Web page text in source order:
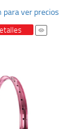
para ver precios